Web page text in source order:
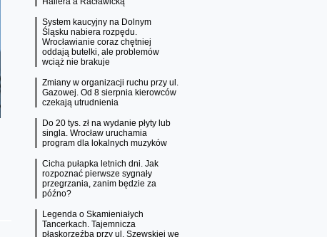
System kaucyjny na Dolnym
Śląsku nabiera rozpędu.
Wrocławianie coraz chętniej
oddają butelki, ale problemów
wciąż nie brakuje
Zmiany w organizacji ruchu przy ul.
Gazowej. Od 8 sierpnia kierowców
czekają utrudnienia
Do 20 tys. zł na wydanie płyty lub
singla. Wrocław uruchamia
program dla lokalnych muzyków
Cicha pułapka letnich dni. Jak
rozpoznać pierwsze sygnały
przegrzania, zanim będzie za
późno?
Legenda o Skamieniałych
Tancerkach. Tajemnicza
płaskorzeźba przy ul. Szewskiej we